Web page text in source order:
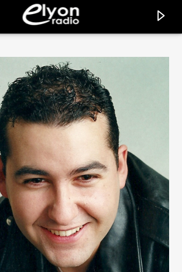
RADIO ELYON
ET ENCOURAGEANTE !